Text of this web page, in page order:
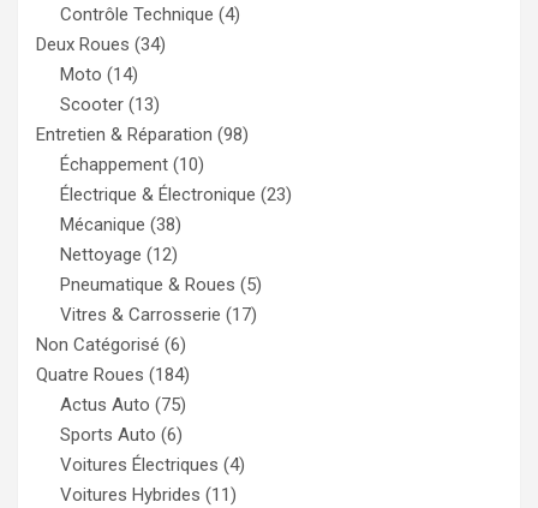
Contrôle Technique (4)
Deux Roues (34)
Moto (14)
Scooter (13)
Entretien & Réparation (98)
Échappement (10)
Électrique & Électronique (23)
Mécanique (38)
Nettoyage (12)
Pneumatique & Roues (5)
Vitres & Carrosserie (17)
Non Catégorisé (6)
Quatre Roues (184)
Actus Auto (75)
Sports Auto (6)
Voitures Électriques (4)
Voitures Hybrides (11)